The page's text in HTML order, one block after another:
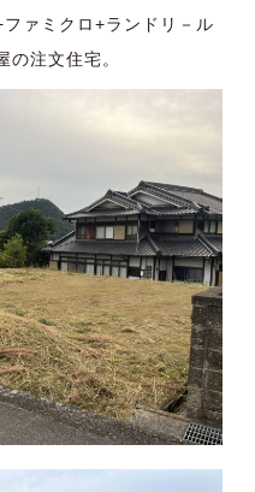
ァミクロ+ランドリ－ル
の注文住宅。